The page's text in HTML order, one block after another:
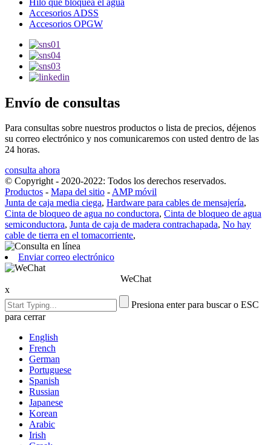
Accesorios ADSS
Accesorios OPGW
Envío de consultas
Para consultas sobre nuestros productos o lista de precios, déjenos
su correo electrónico y nos comunicaremos con usted dentro de las
24 horas.
consulta ahora
© Copyright - 2020-2022: Todos los derechos reservados.
Productos - Mapa del sitio -AMP móvil
Junta de caja media ciega, Hardware para cables de mensajería,
Cinta de bloqueo de agua no conductora, Cinta de bloqueo de agua
semiconductora, Junta de caja de madera contrachapada, No hay
cable de tierra en el tomacorriente,
Enviar correo electrónico
WeChat
x
Presiona enter para buscar o ESC
para cerrar
English
French
German
Portuguese
Spanish
Russian
Japanese
Korean
Arabic
Irish